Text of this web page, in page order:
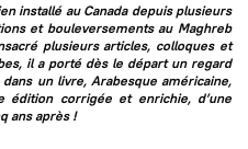
installé au Canada depuis plusieurs
et bouleversements au Maghreb
plusieurs articles, colloques et
il a porté dès le départ un regard
un livre, Arabesque américaine,
édition corrigée et enrichie, d’une
ans après !